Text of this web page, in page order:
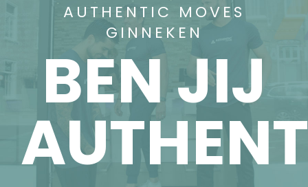
AUTHENTIC MOVES
GINNEKEN
BEN JIJ